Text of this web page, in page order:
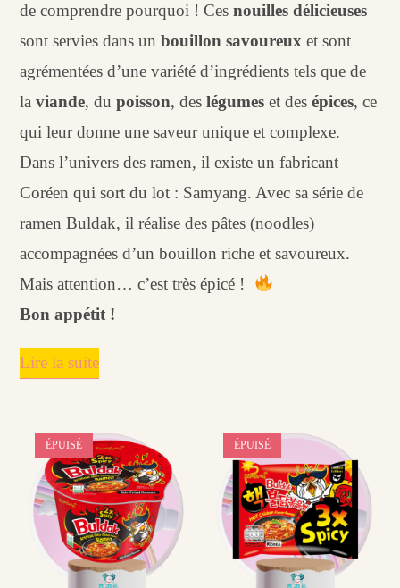
de comprendre pourquoi ! Cesnouilles délicieuses
sont servies dans unbouillon savoureux et sont
agrémentées d’une variété d’ingrédients tels que de
laviande, dupoisson, deslégumes et desépices, ce
qui leur donne une saveur unique et complexe.
Dans l’univers des ramen, il existe un fabricant
Coréen qui sort du lot : Samyang. Avec sa série de
ramen Buldak, il réalise des pâtes (noodles)
accompagnées d’un bouillon riche et savoureux.
Mais attention… c’est très épicé !
Bon appétit !
Lire la suite
ÉPUISÉ ÉPUISÉ